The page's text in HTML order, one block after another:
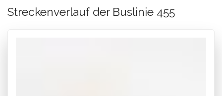
Streckenverlauf der Buslinie 455